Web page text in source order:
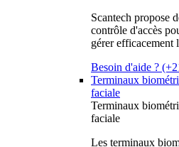
Scantech propose
contrôle d'accès
gérer efficacement
Besoin d'aide ?
Terminaux
faciale
Terminaux
faciale
Les terminaux